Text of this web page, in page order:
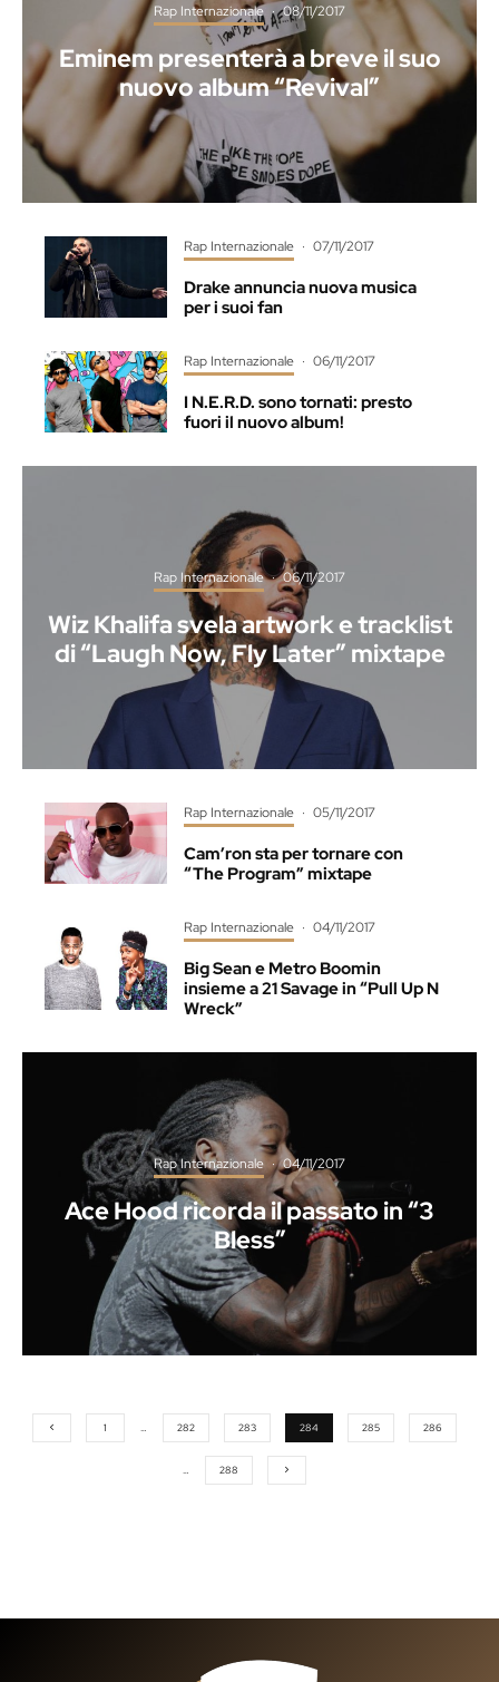
Rap Internazionale · 08/11/2017
Eminem presenterà a breve il suo
nuovo album “Revival”
Rap Internazionale · 07/11/2017
Drake annuncia nuova musica
per i suoi fan
Rap Internazionale · 06/11/2017
I N.E.R.D. sono tornati: presto
fuori il nuovo album!
Rap Internazionale · 06/11/2017
Wiz Khalifa svela artwork e tracklist
di “Laugh Now, Fly Later” mixtape
Rap Internazionale · 05/11/2017
Cam’ron sta per tornare con
“The Program” mixtape
Rap Internazionale · 04/11/2017
Big Sean e Metro Boomin
insieme a 21 Savage in “Pull Up N
Wreck”
Rap Internazionale · 04/11/2017
Ace Hood ricorda il passato in “3
Bless”
1 … 282 283 284 285 286
… 288